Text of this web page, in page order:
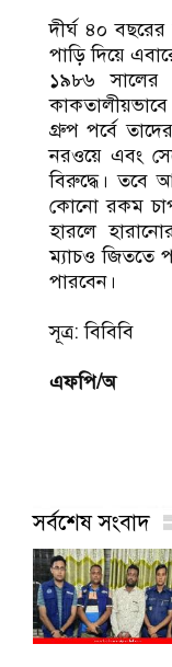
দীর্ঘ ৪০
পাড়ি দিয়ে
১৯৮৬ সালের
গ্রুপ পর্বে
নরওয়ে এবং
বিরুদ্ধে। তবে
কোনো রকম
হারলে
ম্যাচও জিততে
পারবেন।
সূত্র: বিবিবি
এফপি/অ
সর্বশেষ সংবাদ